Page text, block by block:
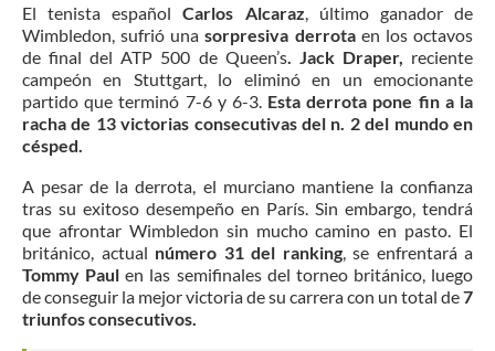
El tenista españolCarlos Alcaraz , último ganador de
Wimbledon, sufrió unasorpresiva derrotaen los octavos
de final del ATP 500 de Queen’s. Jack Draper, reciente
campeón en Stuttgart, lo eliminó en un emocionante
partido que terminó 7-6 y 6-3. Esta derrota pone fin a la
racha de 13 victorias consecutivas del n. 2 del mundo en
césped.
A pesar de la derrota, el murciano mantiene la confianza
tras su exitoso desempeño en París. Sin embargo, tendrá
que afrontar Wimbledon sin mucho camino en pasto. El
británico, actual número 31 del ranking, se enfrentará a
Tommy Paul en las semifinales del torneo británico, luego
de conseguir la mejor victoria de su carrera con un total de7
triunfos consecutivos.